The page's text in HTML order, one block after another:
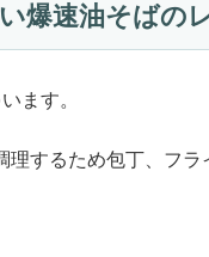
爆速油そばの
ます。
理するため包丁、フラ